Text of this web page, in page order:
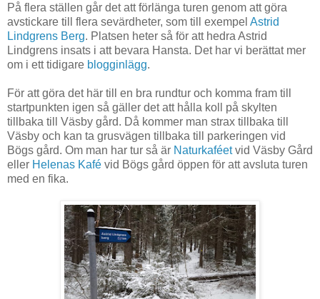
På flera ställen går det att förlänga turen genom att göra
avstickare till flera sevärdheter, som till exempel Astrid
Lindgrens Berg. Platsen heter så för att hedra Astrid
Lindgrens insats i att bevara Hansta. Det har vi berättat mer
om i ett tidigare blogginlägg.
För att göra det här till en bra rundtur och komma fram till
startpunkten igen så gäller det att hålla koll på skylten
tillbaka till Väsby gård. Då kommer man strax tillbaka till
Väsby och kan ta grusvägen tillbaka till parkeringen vid
Bögs gård. Om man har tur så är Naturkaféetvid Väsby Gård
eller Helenas Kafé vid Bögs gård öppen för att avsluta turen
med en fika.